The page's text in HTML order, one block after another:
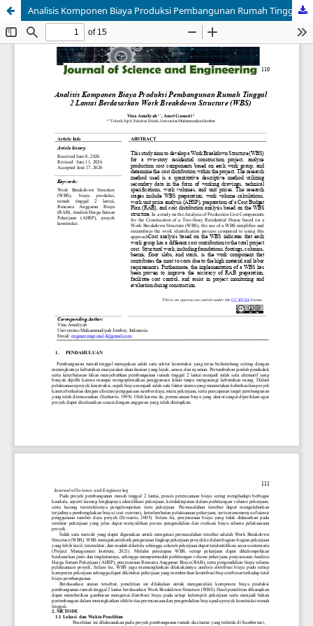
Analisis Komponen Biaya Produksi Pembangunan Rumah Tinggal 2 Lantai Berdasarkan Work Breakdown Structure (WBS)